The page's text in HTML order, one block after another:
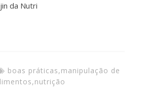
da Nutri
boas práticas,manipulação de
,nutrição